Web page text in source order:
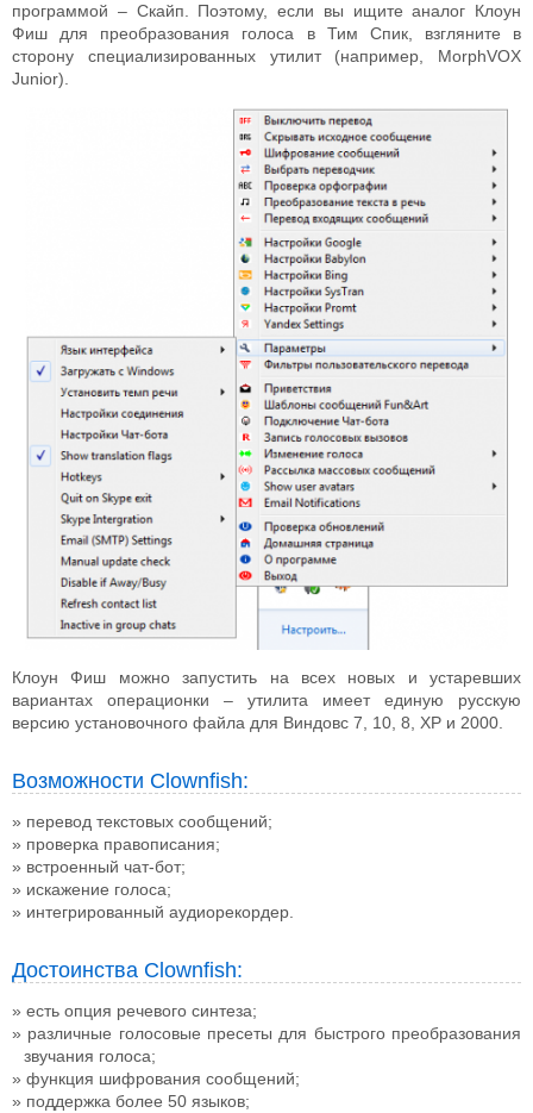
программой – Скайп. Поэтому, если вы ищите аналог Клоун
Фиш для преобразования голоса в Тим Спик, взгляните в
сторону специализированных утилит (например, MorphVOX
Junior).
Клоун Фиш можно запустить на всех новых и устаревших
вариантах операционки – утилита имеет единую русскую
версию установочного файла для Виндовс 7, 10, 8, XP и 2000.
Возможности Clownfish:
перевод текстовых сообщений;
проверка правописания;
встроенный чат-бот;
искажение голоса;
интегрированный аудиорекордер.
Достоинства Clownfish:
есть опция речевого синтеза;
различные голосовые пресеты для быстрого преобразования
звучания голоса;
функция шифрования сообщений;
поддержка более 50 языков;